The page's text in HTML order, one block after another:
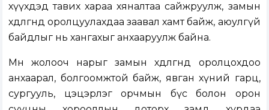
хүүхдэд тавих хараа хяналтаа сайжруулж, замын
хөдөлгөөнд оролцуулахдаа заавал хамт байж, аюулгүй
байдлыг нь хангахыг анхааруулж байна.
Мөн жолооч нарыг замын хөдөлгөөнд оролцохдоо
анхаарал, болгоомжтой байж, явган хүний гарц,
сургууль, цэцэрлэг орчмын бүс болон орон